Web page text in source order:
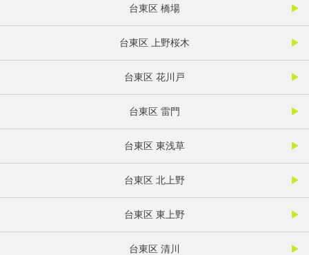
台東区 橋場
台東区 上野桜木
台東区 花川戸
台東区 雷門
台東区 東浅草
台東区 北上野
台東区 東上野
台東区 清川